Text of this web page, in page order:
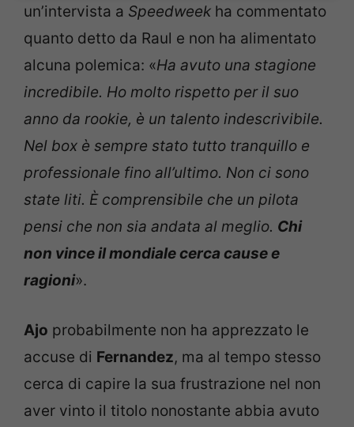
un’intervista a Speedweek ha commentato
quanto detto da Raul e non ha alimentato
alcuna polemica: «Ha avuto una stagione
incredibile. Ho molto rispetto per il suo
anno da rookie, è un talento indescrivibile.
Nel box è sempre stato tutto tranquillo e
professionale fino all’ultimo. Non ci sono
state liti. È comprensibile che un pilota
pensi che non sia andata al meglio. Chi
non vince il mondiale cerca cause e
ragioni».
Ajo probabilmente non ha apprezzato le
accuse di Fernandez, ma al tempo stesso
cerca di capire la sua frustrazione nel non
aver vinto il titolo nonostante abbia avuto